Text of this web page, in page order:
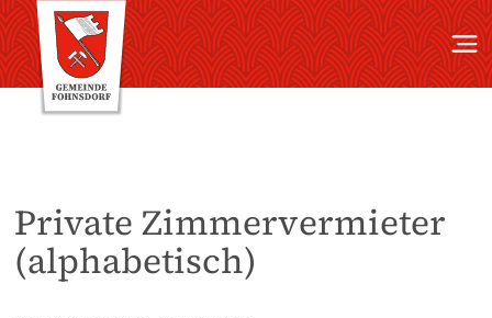
Private Zimmervermieter
(alphabetisch)